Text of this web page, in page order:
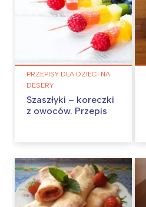
PRZEPISY DLA DZIECI NA
DESERY
Szaszłyki – koreczki
z owoców. Przepis